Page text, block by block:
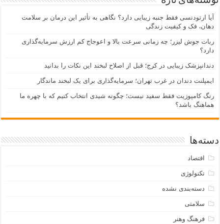
آیا ارتودنسی فقط جنبه زیبایی دارد؟ نگاهی به تأثیر این درمان بر سلامت
دهان، فک و کیفیت زندگی
ربات جوش لیزر؛ چه زمانی سرعت بالا و اعوجاج کم ارزش سرمایه‌گذاری
دارد؟
دندانپزشک زیبایی در کرج؛ قبل از اصلاح لبخند این نکات را بدانید
ایمپلنت دندان در غرب تهران؛ سرمایه‌گذاری برای یک لبخند ماندگار
رنگ کامپوزیت فقط سفید نیست؛ چگونه شیدی انتخاب کنیم که با چهره ما
هماهنگ باشد؟
دسته‌ها
اقتصاد
تکنولوژی
دسته‌بندی نشده
سلامتی
فرهنگ وهنر